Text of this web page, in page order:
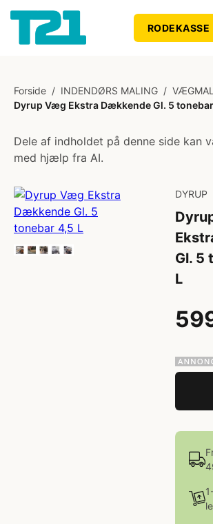
RODEKASSE
Forside / INDENDØRS MALING /
Dyrup Væg Ekstra Dækkende Gl. 5
Dele af indholdet på denne side kan
med hjælp fra AI.
DYRUP
Gl. 5
L